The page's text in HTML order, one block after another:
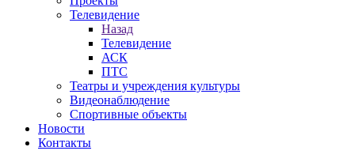
Телевидение
Назад
Телевидение
АСК
ПТС
Театры и учреждения культуры
Видеонаблюдение
Спортивные объекты
Новости
Контакты